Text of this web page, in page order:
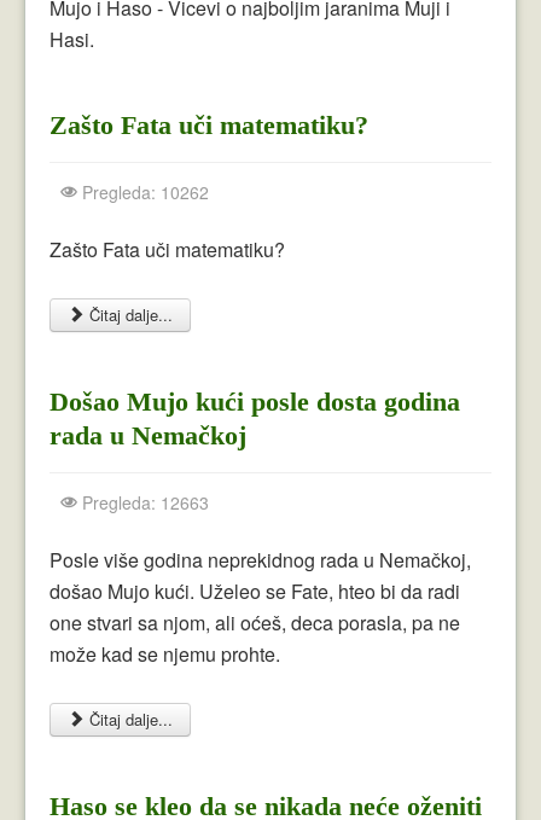
Lala
Vicevi Razni
Vicevi Dana
Najbolji Vicevi
Mujo i Haso - Vicevi o najboljim jaranima Muji i
Hasi.
Zašto Fata uči matematiku?
Pregleda: 10262
Zašto Fata uči matematiku?
Čitaj dalje...
Došao Mujo kući posle dosta godina
rada u Nemačkoj
Pregleda: 12663
Posle više godina neprekidnog rada u Nemačkoj,
došao Mujo kući. Uželeo se Fate, hteo bi da radi
one stvari sa njom, ali oćeš, deca porasla, pa ne
može kad se njemu prohte.
Čitaj dalje...
Haso se kleo da se nikada neće oženiti